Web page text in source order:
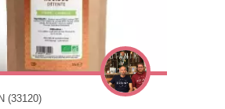
(33120)